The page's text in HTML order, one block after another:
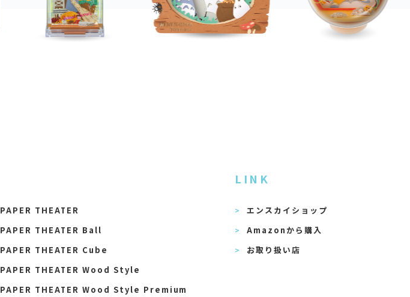
PAPER THEATER
PAPER THEATER Ball
PAPER THEATER Cube
PAPER THEATER Wood Style
PAPER THEATER Wood Style Premium
LINK
エンスカイショップ
Amazonから購入
お取り扱い店